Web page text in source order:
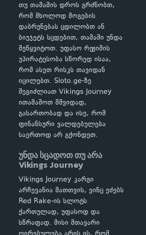
თუ თამაშის დროს გრძნობთ,
რომ მხოლოდ მოგების
დაბრუნებას ცდილობთ ან
ბიუჯეტს სცდებით, თამაში უნდა
შეწყვიტოთ. უფასო რეჟიმის
უპირატესობა სწორედ ისაა,
რომ ასეთ რისკს თავიდან
იცილებთ. Sloto.ge-ზე
შეგიძლიათ Vikings Journey
ითამაშოთ მშვიდად,
გასართობად და ისე, რომ
ფინანსური ვალდებულება
საერთოდ არ გქონდეთ.
უნდა სცადოთ თუ არა
Vikings Journey
Vikings Journey კარგი
არჩევანია მათთვის, ვინც ეძებს
Red Rake-ის სლოტს
ქართულად, უფასოდ და
სწრაფად. მისი მთავარი